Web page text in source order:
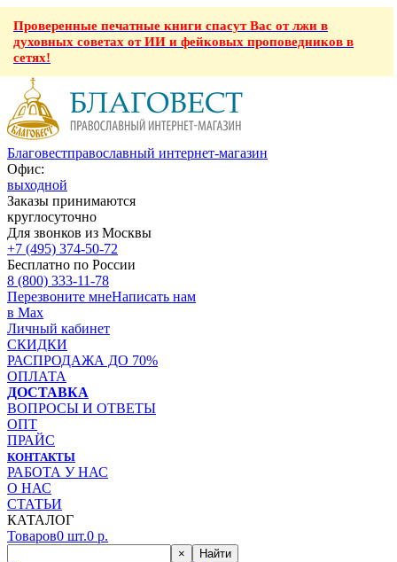
Проверенные печатные книги спасут Вас от лжи в
духовных советах от ИИ и фейковых проповедников в
сетях!
Благовестправославный интернет-магазин
Офис:
выходной
Заказы принимаются
круглосуточно
Для звонков из Москвы
+7 (495) 374-50-72
Бесплатно по России
8 (800) 333-11-78
Перезвоните мнеНаписать нам
в Max
Личный кабинет
СКИДКИ
РАСПРОДАЖА ДО 70%
ОПЛАТА
ДОСТАВКА
ВОПРОСЫ И ОТВЕТЫ
ОПТ
ПРАЙС
КОНТАКТЫ
РАБОТА У НАС
О НАС
СТАТЬИ
КАТАЛОГ
Товаров0 шт.0 р.
× Найти